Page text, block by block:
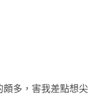
多，害我差點想尖